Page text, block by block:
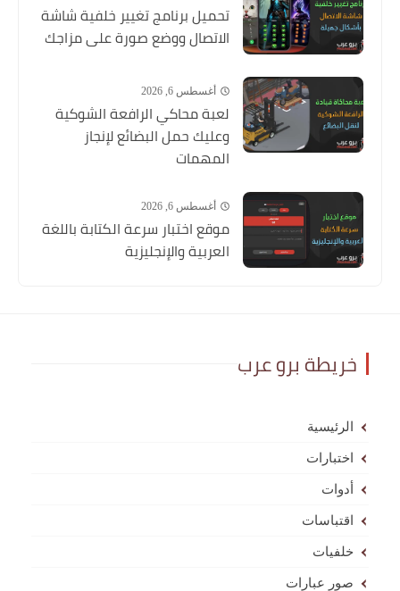
تحميل برنامج تغيير خلفية شاشة
الاتصال ووضع صورة على مزاجك
أغسطس 6, 2026
لعبة محاكي الرافعة الشوكية
وعليك حمل البضائع لإنجاز
المهمات
أغسطس 6, 2026
موقع اختبار سرعة الكتابة باللغة
العربية والإنجليزية
خريطة برو عرب
الرئيسية
اختبارات
أدوات
اقتباسات
خلفيات
صور عبارات